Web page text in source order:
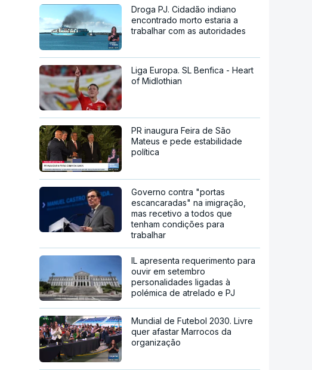
Droga PJ. Cidadão indiano
encontrado morto estaria a
trabalhar com as autoridades
Liga Europa. SL Benfica - Heart
of Midlothian
PR inaugura Feira de São
Mateus e pede estabilidade
política
Governo contra "portas
escancaradas" na imigração,
mas recetivo a todos que
tenham condições para
trabalhar
IL apresenta requerimento para
ouvir em setembro
personalidades ligadas à
polémica de atrelado e PJ
Mundial de Futebol 2030. Livre
quer afastar Marrocos da
organização